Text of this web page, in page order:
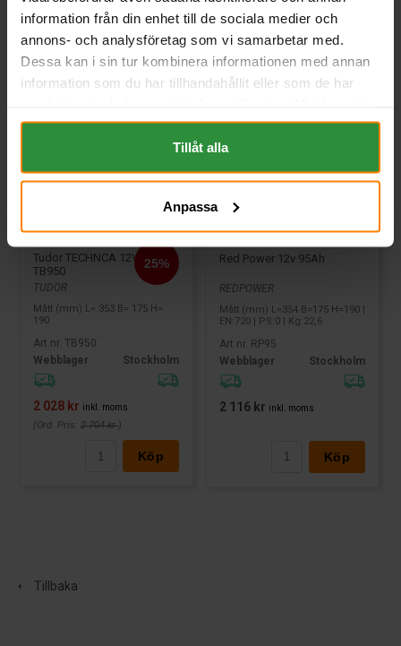
information från din enhet till de sociala medier och
annons- och analysföretag som vi samarbetar med.
Dessa kan i sin tur kombinera informationen med annan
information som du har tillhandahållit eller som de har
om "Cookies" och ditt val finner du på vår Cookie sida
längst ner i "footern" på sidan.
Tillåt alla
Anpassa
Tudor TECHNCA 12V 95Ah
TB950
TUDOR
Mått (mm) L= 353 B= 175 H=
190
Art nr. TB950
Webblager
Stockholm
2 028 kr inkl. moms
(Ord. Pris: 2 704 kr)
Köp
Red Power 12v 95Ah
REDPOWER
Mått (mm) L=354 B=175 H=190 |
EN:720 | PS:0 | Kg:22,6
Art nr. RP95
Webblager
Stockholm
2 116 kr inkl. moms
Köp
Tillbaka